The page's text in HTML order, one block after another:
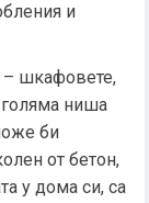
и
– шкафовете,
голяма ниша
би
от бетон,
у дома си, са